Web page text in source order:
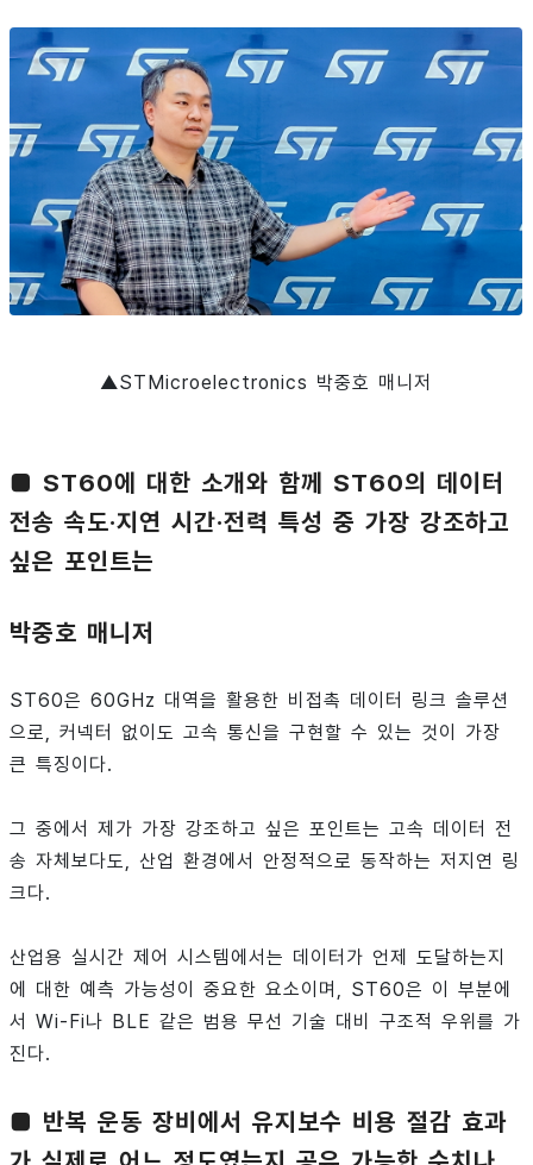
▲STMicroelectronics 박중호 매니저
■ ST60에 대한 소개와 함께 ST60의 데이터
전송 속도·지연 시간·전력 특성 중 가장 강조하고
싶은 포인트는
박중호 매니저
ST60은 60GHz 대역을 활용한 비접촉 데이터 링크 솔루션
으로, 커넥터 없이도 고속 통신을 구현할 수 있는 것이 가장
큰 특징이다.
그 중에서 제가 가장 강조하고 싶은 포인트는 고속 데이터 전
송 자체보다도, 산업 환경에서 안정적으로 동작하는 저지연 링
크다.
산업용 실시간 제어 시스템에서는 데이터가 언제 도달하는지
에 대한 예측 가능성이 중요한 요소이며, ST60은 이 부분에
서 Wi-Fi나 BLE 같은 범용 무선 기술 대비 구조적 우위를 가
진다.
■ 반복 운동 장비에서 유지보수 비용 절감 효과